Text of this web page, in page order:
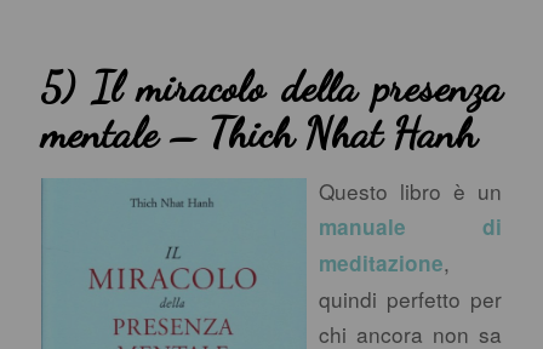
5) Il miracolo della presenza
mentale – Thich Nhat Hanh
Questo libro è un
manuale di
meditazione,
quindi perfetto per
chi ancora non sa